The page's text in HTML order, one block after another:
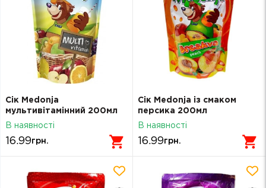
Сік Medonja
мультивітамінний 200мл
В наявності
16.99грн.
Сік Medonja із смаком
персика 200мл
В наявності
16.99грн.